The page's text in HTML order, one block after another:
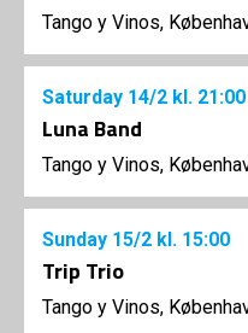
Tango y Vinos,
Saturday 14/2 kl. 21:00
Luna Band
Tango y Vinos,
Sunday 15/2 kl. 15:00
Trip Trio
Tango y Vinos,